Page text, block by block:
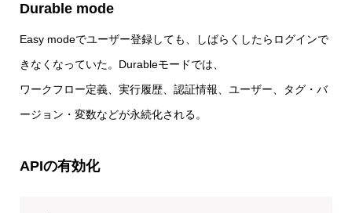
Durable mode
Easy modeでユーザー登録しても、しばらくしたらログインで
きなくなっていた。Durableモードでは、
ワークフロー定義、実行履歴、認証情報、ユーザー、タグ・バ
ージョン・変数などが永続化される。
APIの有効化